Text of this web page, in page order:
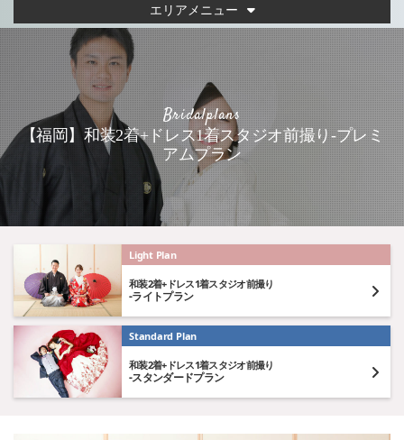
エリアメニュー
Bridalplans
【福岡】和装2着+ドレス1着スタジオ前撮り-プレミ
アムプラン
Light Plan
和装2着+ドレス1着スタジオ前撮り
-ライトプラン
Standard Plan
和装2着+ドレス1着スタジオ前撮り
-スタンダードプラン